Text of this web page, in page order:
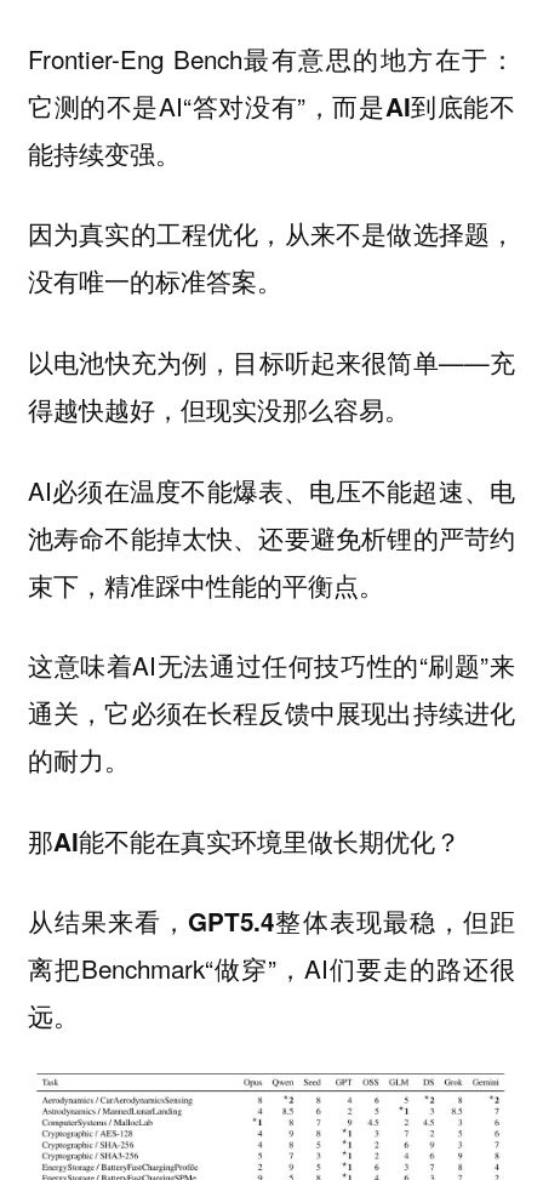
Frontier-Eng Bench最有意思的地方在于：
它测的不是AI“答对没有”，而是AI到底能不
能持续变强。
因为真实的工程优化，从来不是做选择题，
没有唯一的标准答案。
以电池快充为例，目标听起来很简单——充
得越快越好，但现实没那么容易。
AI必须在温度不能爆表、电压不能超速、电
池寿命不能掉太快、还要避免析锂的严苛约
束下，精准踩中性能的平衡点。
这意味着AI无法通过任何技巧性的“刷题”来
通关，它必须在长程反馈中展现出持续进化
的耐力。
那AI能不能在真实环境里做长期优化？
从结果来看，GPT5.4整体表现最稳，但距
离把Benchmark“做穿”，AI们要走的路还很
远。